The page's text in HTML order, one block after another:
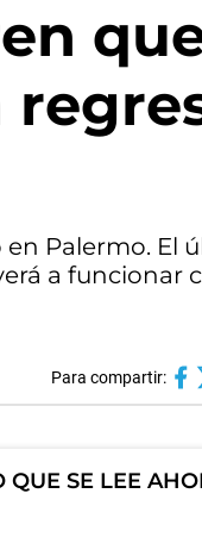
Palermo. El
a funcionar
Para compartir:
QUE SE LEE